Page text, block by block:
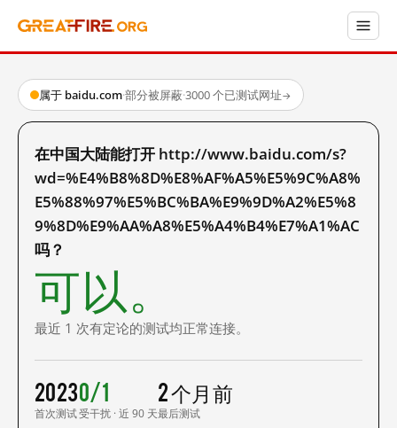
属于 baidu.com·部分被屏蔽·3000 个已测试网址→
在中国大陆能打开 http://www.baidu.com/s?
wd=%E4%B8%8D%E8%AF%A5%E5%9C%A8%
E5%88%97%E5%BC%BA%E9%9D%A2%E5%8
9%8D%E9%AA%A8%E5%A4%B4%E7%A1%AC
吗？
可以。
最近 1 次有定论的测试均正常连接。
2023
首次测试
0/1
受干扰 · 近 90 天
2 个月前
最后测试